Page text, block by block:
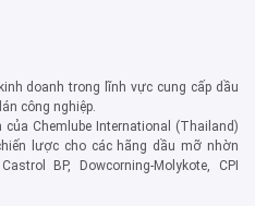
doanh trong lĩnh vực cung cấp dầu
công nghiệp.
Chemlube International (Thailand)
lược cho các hãng dầu mỡ nhờn
BP, Dowcorning-Molykote, CPI